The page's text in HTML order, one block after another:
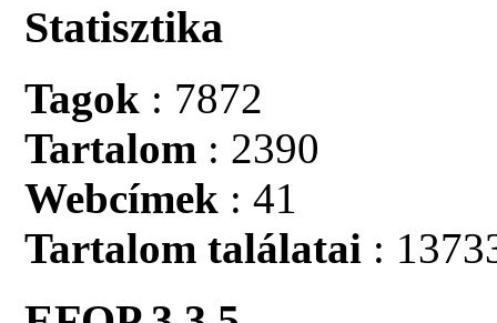
Statisztika
Tagok : 7872
Tartalom : 2390
Webcímek : 41
Tartalom találatai :